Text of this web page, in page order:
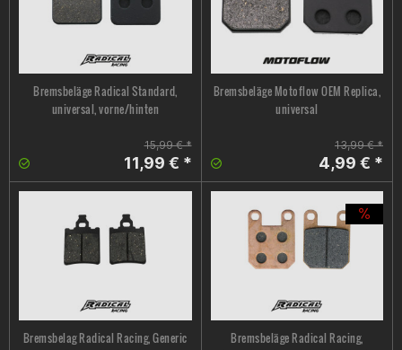
Bremsbeläge Radical Standard,
universal, vorne/hinten
15,99 € *
11,99 € *
Bremsbeläge Motoflow OEM Replica,
universal
13,99 € *
4,99 € *
Bremsbelag Radical Racing, Generic
Bremsbeläge Radical Racing,